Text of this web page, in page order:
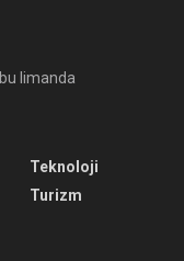
limanda
Teknoloji
Turizm